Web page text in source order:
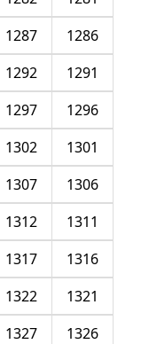
1286
1287
1291
1292
1296
1297
1301
1302
1306
1307
1311
1312
1316
1317
1321
1322
1326
1327